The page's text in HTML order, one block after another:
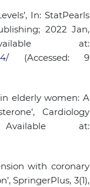
In: StatPearls
2022 Jan,
at:
(Accessed: 9
in elderly women: A
Cardiology
at:
with coronary
SpringerPlus, 3(1),